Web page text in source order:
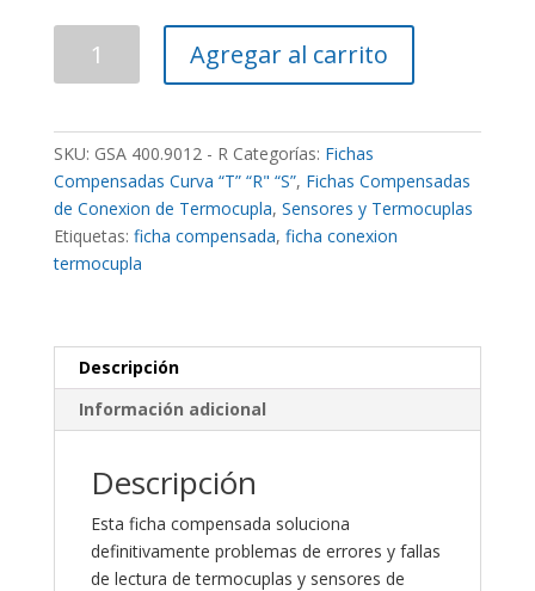
Compensada
"R"
Std
Macho
cantidad
Agregar al carrito
SKU: GSA 400.9012 - R Categorías: Fichas
Compensadas Curva “T” “R" “S”, Fichas Compensadas
de Conexion de Termocupla, Sensores y Termocuplas
Etiquetas: ficha compensada, ficha conexion
termocupla
Descripción
Información adicional
Descripción
Esta ficha compensada soluciona
definitivamente problemas de errores y fallas
de lectura de termocuplas y sensores de